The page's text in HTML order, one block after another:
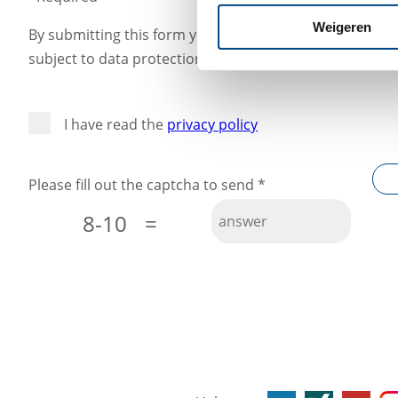
Weigeren
By submitting this form you confirm that the
subject to data protection will not be given to third
I have read the privacy policy
Please fill out the captcha to send *
8-10 =